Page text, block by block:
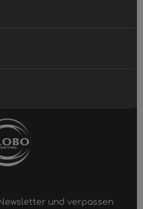
und verpassen